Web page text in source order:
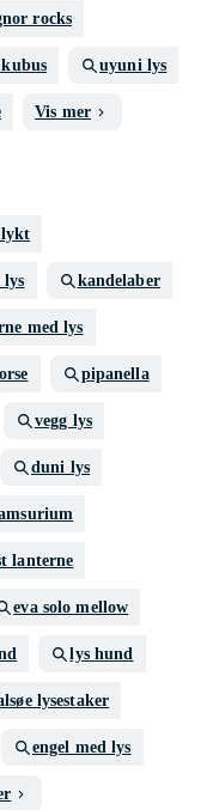
rocks
kubus uyuni lys
Vis mer
lys kandelaber
med lys
pipanella
vegg lys
duni lys
lanterne
eva solo mellow
lys hund
lysestaker
engel med lys